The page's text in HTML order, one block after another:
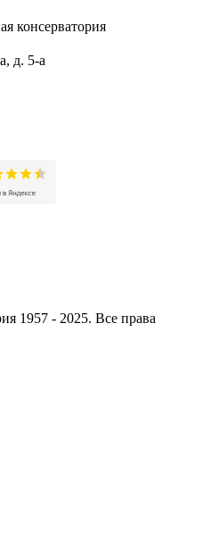
консерватория
д. 5-а
1957 - 2025. Все права